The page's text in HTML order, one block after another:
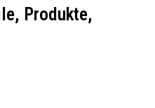
Produkte,